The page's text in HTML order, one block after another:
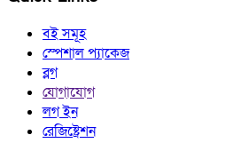
বই সমূহ
স্পেশাল প্যাকেজ
ব্লগ
যোগাযোগ
লগ ইন
রেজিষ্ট্রেশন